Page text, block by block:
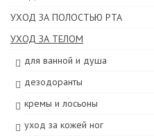
УХОД ЗА ПОЛОСТЬЮ РТА
УХОД ЗА ТЕЛОМ
для ванной и душа
дезодоранты
кремы и лосьоны
уход за кожей ног